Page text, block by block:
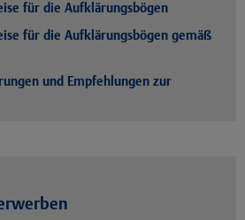
für die Aufklärungsbögen
für die Aufklärungsbögen gemäß
und Empfehlungen zur